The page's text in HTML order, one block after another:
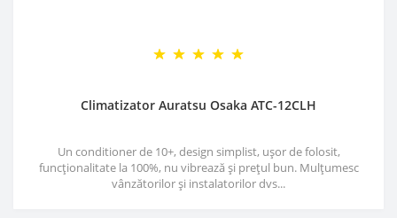
Climatizator Auratsu Osaka ATC-12CLH
Un conditioner de 10+, design simplist, ușor de folosit,
funcționalitate la 100%, nu vibrează și prețul bun. Mulțumesc
vânzătorilor și instalatorilor dvs...